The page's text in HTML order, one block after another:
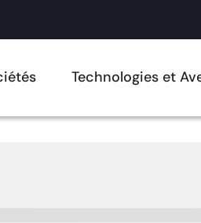
Technologies et